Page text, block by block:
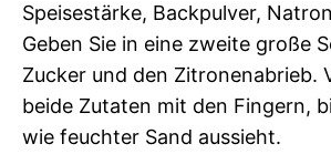
Speisestärke, Backpulver,
Geben Sie in eine zweite große
Zucker und den Zitronenabrieb.
beide Zutaten mit den Fingern,
wie feuchter Sand aussieht.